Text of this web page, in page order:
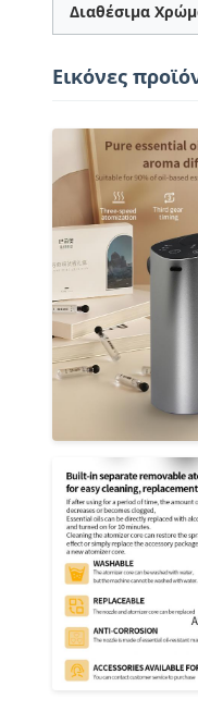
Διαθέσιμα
Εικόνες